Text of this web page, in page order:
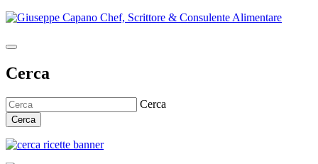
Cerca
Cerca
Cerca